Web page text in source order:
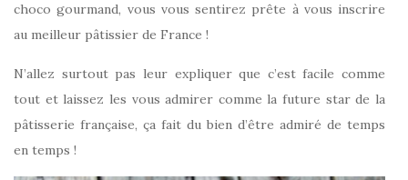
choco gourmand, vous vous sentirez prête à vous inscrire
au meilleur pâtissier de France !
N’allez surtout pas leur expliquer que c’est facile comme
tout et laissez les vous admirer comme la future star de la
pâtisserie française, ça fait du bien d’être admiré de temps
en temps !